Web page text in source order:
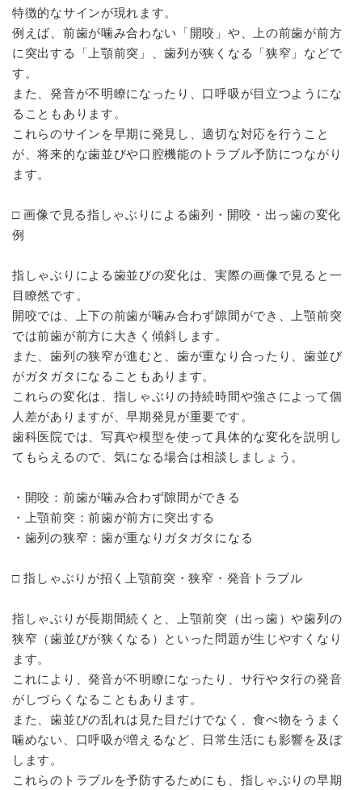
特徴的なサインが現れます。
例えば、前歯が噛み合わない「開咬」や、上の前歯が前方
に突出する「上顎前突」、歯列が狭くなる「狭窄」などで
す。
また、発音が不明瞭になったり、口呼吸が目立つようにな
ることもあります。
これらのサインを早期に発見し、適切な対応を行うこと
が、将来的な歯並びや口腔機能のトラブル予防につながり
ます。
□ 画像で見る指しゃぶりによる歯列・開咬・出っ歯の変化
例
指しゃぶりによる歯並びの変化は、実際の画像で見ると一
目瞭然です。
開咬では、上下の前歯が噛み合わず隙間ができ、上顎前突
では前歯が前方に大きく傾斜します。
また、歯列の狭窄が進むと、歯が重なり合ったり、歯並び
がガタガタになることもあります。
これらの変化は、指しゃぶりの持続時間や強さによって個
人差がありますが、早期発見が重要です。
歯科医院では、写真や模型を使って具体的な変化を説明し
てもらえるので、気になる場合は相談しましょう。
・開咬：前歯が噛み合わず隙間ができる
・上顎前突：前歯が前方に突出する
・歯列の狭窄：歯が重なりガタガタになる
□ 指しゃぶりが招く上顎前突・狭窄・発音トラブル
指しゃぶりが長期間続くと、上顎前突（出っ歯）や歯列の
狭窄（歯並びが狭くなる）といった問題が生じやすくなり
ます。
これにより、発音が不明瞭になったり、サ行やタ行の発音
がしづらくなることもあります。
また、歯並びの乱れは見た目だけでなく、食べ物をうまく
噛めない、口呼吸が増えるなど、日常生活にも影響を及ぼ
します。
これらのトラブルを予防するためにも、指しゃぶりの早期